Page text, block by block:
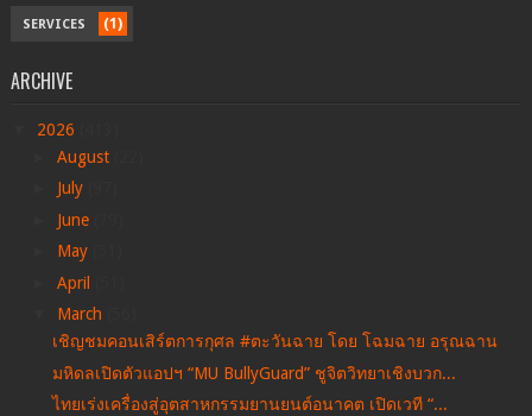
SERVICES (1)
ARCHIVE
2026
August
July
June
May
April
March
เชิญชมคอนเสิร์ตการกุศล #ตะวันฉาย โดย โฉมฉาย อรุณฉาน
มหิดลเปิดตัวแอปฯ “MU BullyGuard” ชูจิตวิทยาเชิงบวก...
ไทยเร่งเครื่องสู่อุตสาหกรรมยานยนต์อนาคต เปิดเวที “...